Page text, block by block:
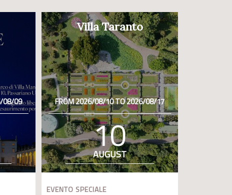
08/09
Villa Taranto
FROM 2026/08/10 TO 2026/08/17
10
AUGUST
EVENTO SPECIALE